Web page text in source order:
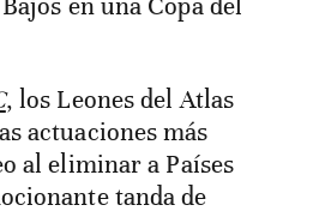
en una Copa del
, los Leones del Atlas
actuaciones más
al eliminar a Países
tanda de